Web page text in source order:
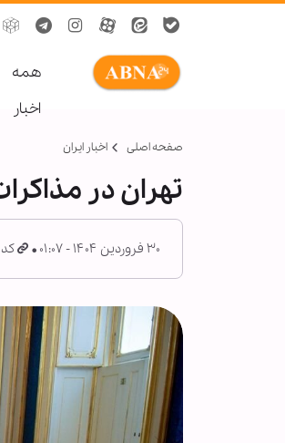
همه
اخبار
صفحه اصلی اخبار ایران
تهران در
۳۰ فروردین ۱۴۰۴ - ۰۱:۰۷ کد